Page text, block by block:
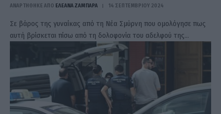
ΑΝΑΡΤΗΘΗΚΕ ΑΠΟ ΕΛΕΑΝΑ ΖΑΜΠΑΡΑ 14 ΣΕΠΤΕΜΒΡΊΟΥ 2024
Σε βάρος της γυναίκας από τη Νέα Σμύρνη που ομολόγησε πως
αυτή βρίσκεται πίσω από τη δολοφονία του αδελφού της…